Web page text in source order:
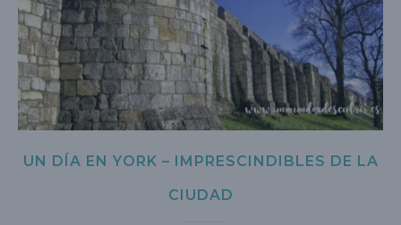
UN DÍA EN YORK – IMPRESCINDIBLES DE LA
CIUDAD